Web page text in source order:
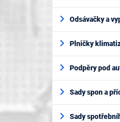
Odsávačky a
Plničky
Podpěry pod
Sady spon a
Sady